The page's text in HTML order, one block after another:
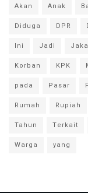
Akan Anak
Diduga
DPR
Ini
Jadi
Korban
KPK
pada
Pasar
Rumah
Rupiah
Tahun
Terkait
Warga
yang